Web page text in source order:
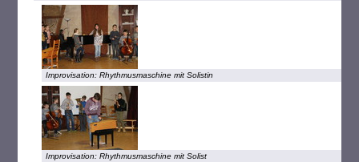
Improvisation: Rhythmusmaschine mit Solistin
Improvisation: Rhythmusmaschine mit Solist